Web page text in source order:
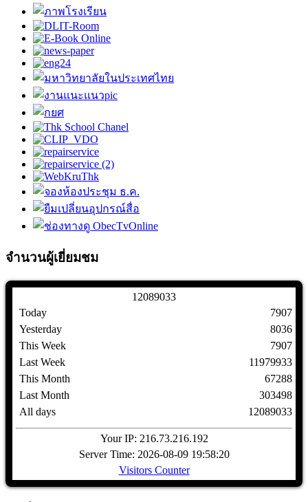
จำนวนผู้เยี่ยมชม
1 2089033
Today
Yesterday
This Week
Last Week
This Month
Last Month
All days
7907
8036
7907
11979933
67288
303498
12089033
Your IP: 216.73.216.192
Server Time: 2026-08-09 19:58:20
Visitors Counter